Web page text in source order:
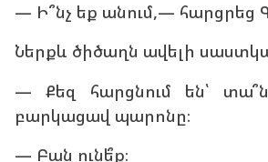
— Ի՞նչ եք անում,— հարցրեց
Ներքև ծիծաղն ավելի
— Քեզ հարցնում են՝
բարկացավ պարոնը։
— Բան ունե՞ք։